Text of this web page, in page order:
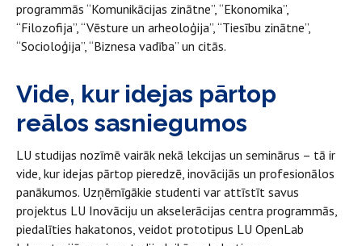
programmās “Komunikācijas zinātne”, “Ekonomika”,
“Filozofija”, “Vēsture un arheoloģija”, “Tiesību zinātne”,
“Socioloģija”, “Biznesa vadība” un citās.
Vide, kur idejas pārtop
reālos sasniegumos
LU studijas nozīmē vairāk nekā lekcijas un seminārus – tā ir
vide, kur idejas pārtop pieredzē, inovācijās un profesionālos
panākumos. Uzņēmīgākie studenti var attīstīt savus
projektus LU Inovāciju un akselerācijas centra programmās,
piedalīties hakatonos, veidot prototipus LU OpenLab